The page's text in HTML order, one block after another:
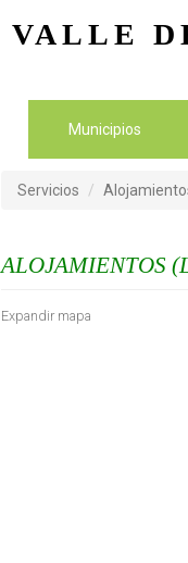
VALLE
Municipios
Servicios
ALOJAMIENTOS
Expandir mapa